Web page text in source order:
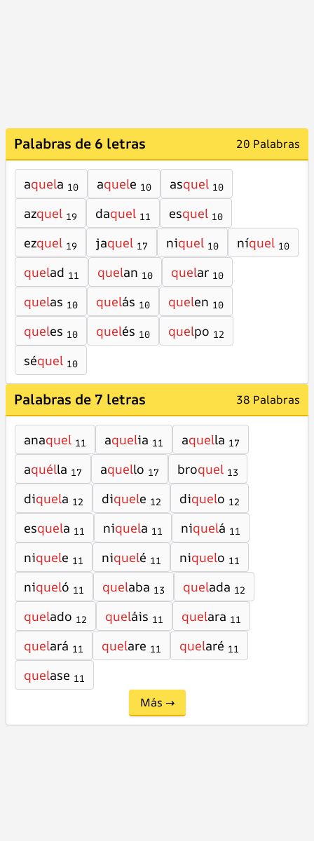
Palabras de 6 letras 20 Palabras
aquela 10 aquele 10 asquel 10
azquel 19 daquel 11 esquel 10
ezquel 19 jaquel 17 niquel 10 níquel 10
quelad 11 quelan 10 quelar 10
quelas 10 quelás 10 quelen 10
queles 10 quelés 10 quelpo 12
séquel 10
Palabras de 7 letras 38 Palabras
anaquel 11 aquelia 11 aquella 17
aquélla 17 aquello 17 broquel 13
diquela 12 diquele 12 diquelo 12
esquela 11 niquela 11 niquelá 11
niquele 11 niquelé 11 niquelo 11
niqueló 11 quelaba 13 quelada 12
quelado 12 queláis 11 quelara 11
quelará 11 quelare 11 quelaré 11
quelase 11
Más →